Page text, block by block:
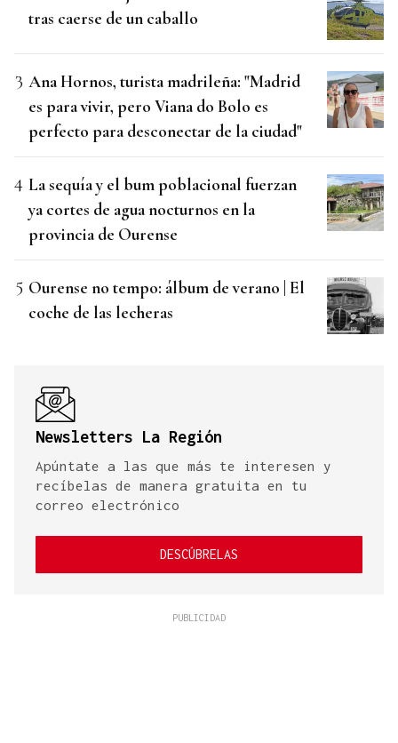
tras caerse de un caballo
Ana Hornos, turista madrileña: "Madrid
es para vivir, pero Viana do Bolo es
perfecto para desconectar de la ciudad"
La sequía y el bum poblacional fuerzan
ya cortes de agua nocturnos en la
provincia de Ourense
Ourense no tempo: álbum de verano | El
coche de las lecheras
Newsletters La Región
Apúntate a las que más te interesen y
recíbelas de manera gratuita en tu
correo electrónico
DESCÚBRELAS